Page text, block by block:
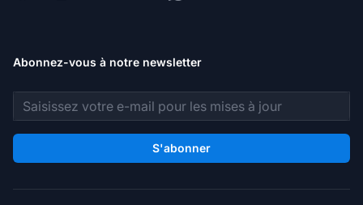
Abonnez-vous à notre newsletter
Adresse e-mail
S'abonner